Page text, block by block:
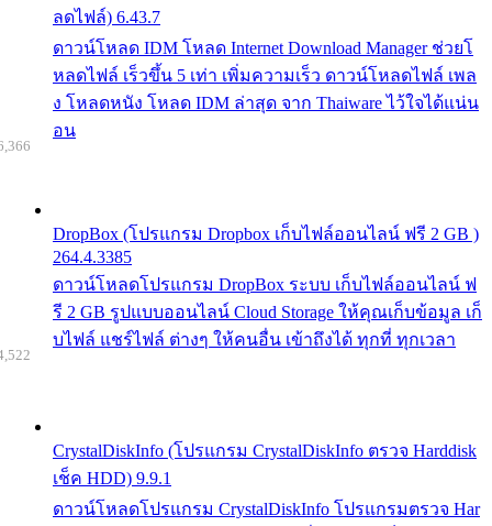
ลดไฟล์) 6.43.7
ดาวน์โหลด IDM โหลด Internet Download Manager ช่วยโ
หลดไฟล์ เร็วขึ้น 5 เท่า เพิ่มความเร็ว ดาวน์โหลดไฟล์ เพล
ง โหลดหนัง โหลด IDM ล่าสุด จาก Thaiware ไว้ใจได้แน่น
อน
DropBox (โปรแกรม Dropbox เก็บไฟล์ออนไลน์ ฟรี 2 GB )
264.4.3385
ดาวน์โหลดโปรแกรม DropBox ระบบ เก็บไฟล์ออนไลน์ ฟ
รี 2 GB รูปแบบออนไลน์ Cloud Storage ให้คุณเก็บข้อมูล เก็
บไฟล์ แชร์ไฟล์ ต่างๆ ให้คนอื่น เข้าถึงได้ ทุกที่ ทุกเวลา
CrystalDiskInfo (โปรแกรม CrystalDiskInfo ตรวจ Harddisk
เช็ค HDD) 9.9.1
ดาวน์โหลดโปรแกรม CrystalDiskInfo โปรแกรมตรวจ Har